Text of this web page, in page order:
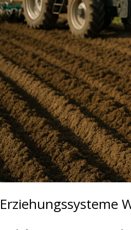
Erziehungssysteme